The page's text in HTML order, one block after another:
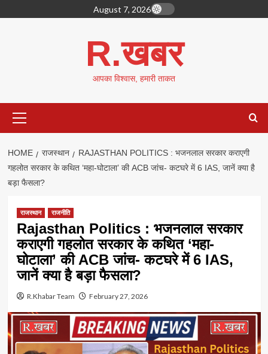
to
August 7, 2026
R.खबर
आपका विश्वास, हमारी ताकत
Menu
HOME राजस्थान
RAJASTHAN POLITICS : भजनलाल सरकार कराएगी
गहलोत सरकार के कथित ‘महा-घोटाला’ की ACB जांच- कटघरे में 6 IAS, जानें क्या है
बड़ा फैसला?
राजस्थान राजनीति
Rajasthan Politics : भजनलाल सरकार
कराएगी गहलोत सरकार के कथित ‘महा-
घोटाला’ की ACB जांच- कटघरे में 6 IAS,
जानें क्या है बड़ा फैसला?
R.Khabar Team February 27, 2026